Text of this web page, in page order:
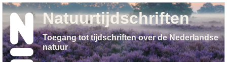
Natuurtijdschriften
Toegang tot tijdschriften over de Nederlandse
natuur